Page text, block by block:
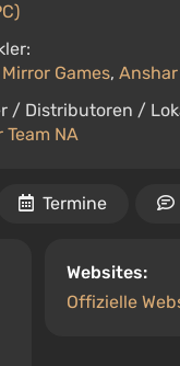
Games,
/ Distributoren /
Team NA
Termine
Websites:
Offizielle